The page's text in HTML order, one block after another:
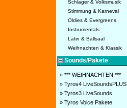
Schlager & Volksmusik
Stimmung & Karneval
Oldies & Evergreens
Instrumentals
Latin & Ballsaal
Weihnachten & Klassik
Sounds/Pakete
» *** WEIHNACHTEN ***
» Tyros4 LiveSoundsPLUS
» Tyros3 LiveSounds
» Tyros Voice Pakete